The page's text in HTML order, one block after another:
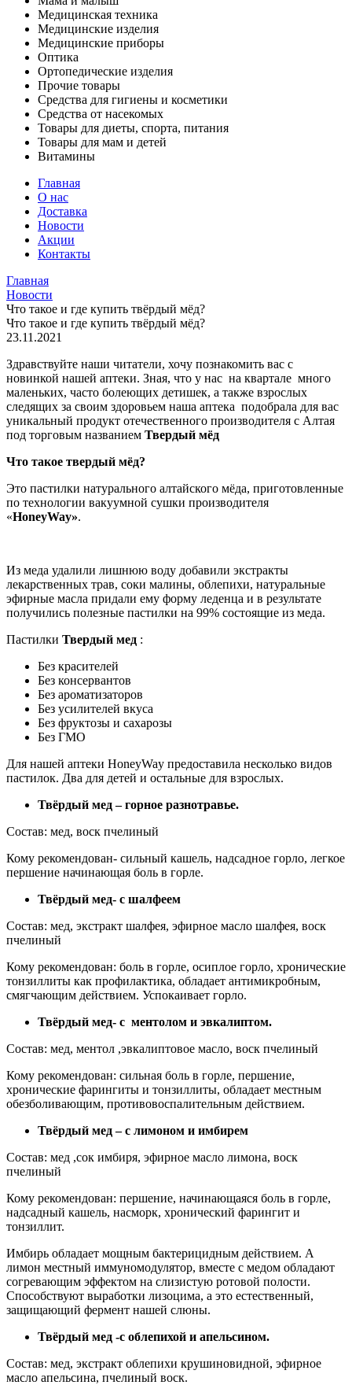
Медицинская техника
Медицинские изделия
Медицинские приборы
Оптика
Ортопедические изделия
Прочие товары
Средства для гигиены и косметики
Средства от насекомых
Товары для диеты, спорта, питания
Товары для мам и детей
Витамины
Главная
О нас
Доставка
Новости
Акции
Контакты
Главная
Новости
Что такое и где купить твёрдый мёд?
Что такое и где купить твёрдый мёд?
23.11.2021
Здравствуйте наши читатели, хочу познакомить вас с
новинкой нашей аптеки. Зная, что у нас на квартале много
маленьких, часто болеющих детишек, а также взрослых
следящих за своим здоровьем наша аптека подобрала для вас
уникальный продукт отечественного производителя с Алтая
под торговым названием Твердый мёд
Что такое твердый мёд?
Это пастилки натурального алтайского мёда, приготовленные
по технологии вакуумной сушки производителя
«HoneyWay».
Из меда удалили лишнюю воду добавили экстракты
лекарственных трав, соки малины, облепихи, натуральные
эфирные масла придали ему форму леденца и в результате
получились полезные пастилки на 99% состоящие из меда.
Пастилки Твердый мед :
Без красителей
Без консервантов
Без ароматизаторов
Без усилителей вкуса
Без фруктозы и сахарозы
Без ГМО
Для нашей аптеки HoneyWay предоставила несколько видов
пастилок. Два для детей и остальные для взрослых.
Твёрдый мед – горное разнотравье.
Состав: мед, воск пчелиный
Кому рекомендован- сильный кашель, надсадное горло, легкое
першение начинающая боль в горле.
Твёрдый мед- с шалфеем
Состав: мед, экстракт шалфея, эфирное масло шалфея, воск
пчелиный
Кому рекомендован: боль в горле, осиплое горло, хронические
тонзиллиты как профилактика, обладает антимикробным,
смягчающим действием. Успокаивает горло.
Твёрдый мед- с ментолом и эвкалиптом.
Состав: мед, ментол ,эвкалиптовое масло, воск пчелиный
Кому рекомендован: сильная боль в горле, першение,
хронические фарингиты и тонзиллиты, обладает местным
обезболивающим, противовоспалительным действием.
Твёрдый мед – с лимоном и имбирем
Состав: мед ,сок имбиря, эфирное масло лимона, воск
пчелиный
Кому рекомендован: першение, начинающаяся боль в горле,
надсадный кашель, насморк, хронический фарингит и
тонзиллит.
Имбирь обладает мощным бактерицидным действием. А
лимон местный иммуномодулятор, вместе с медом обладают
согревающим эффектом на слизистую ротовой полости.
Способствуют выработки лизоцима, а это естественный,
защищающий фермент нашей слюны.
Твёрдый мед -с облепихой и апельсином.
Состав: мед, экстракт облепихи крушиновидной, эфирное
масло апельсина, пчелиный воск.